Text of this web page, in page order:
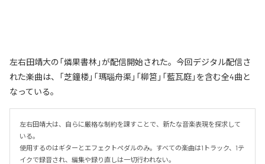
左右田靖大の「燐果書林」が配信開始された。今回デジタル配信さ
れた楽曲は、「芝鐘楼」「瑪瑙舟渠」「柳筥」「藍瓦庭」を含む全4曲と
なっている。
左右田靖大は、自らに厳格な制約を課すことで、新たな音楽表現を探求して
いる。
使用するのはギターとエフェクトペダルのみ。すべての楽曲は1トラック、1テ
イクで録音され、編集や録り直しは一切行われない。